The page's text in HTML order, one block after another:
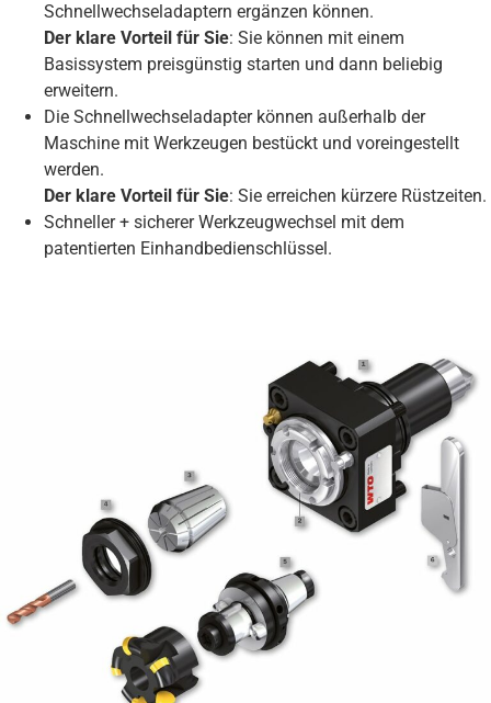
Schnellwechseladaptern ergänzen können.
Der klare Vorteil für Sie: Sie können mit einem
Basissystem preisgünstig starten und dann beliebig
erweitern.
Die Schnellwechseladapter können außerhalb der
Maschine mit Werkzeugen bestückt und voreingestellt
werden.
Der klare Vorteil für Sie: Sie erreichen kürzere Rüstzeiten.
Schneller + sicherer Werkzeugwechsel mit dem
patentierten Einhandbedienschlüssel.